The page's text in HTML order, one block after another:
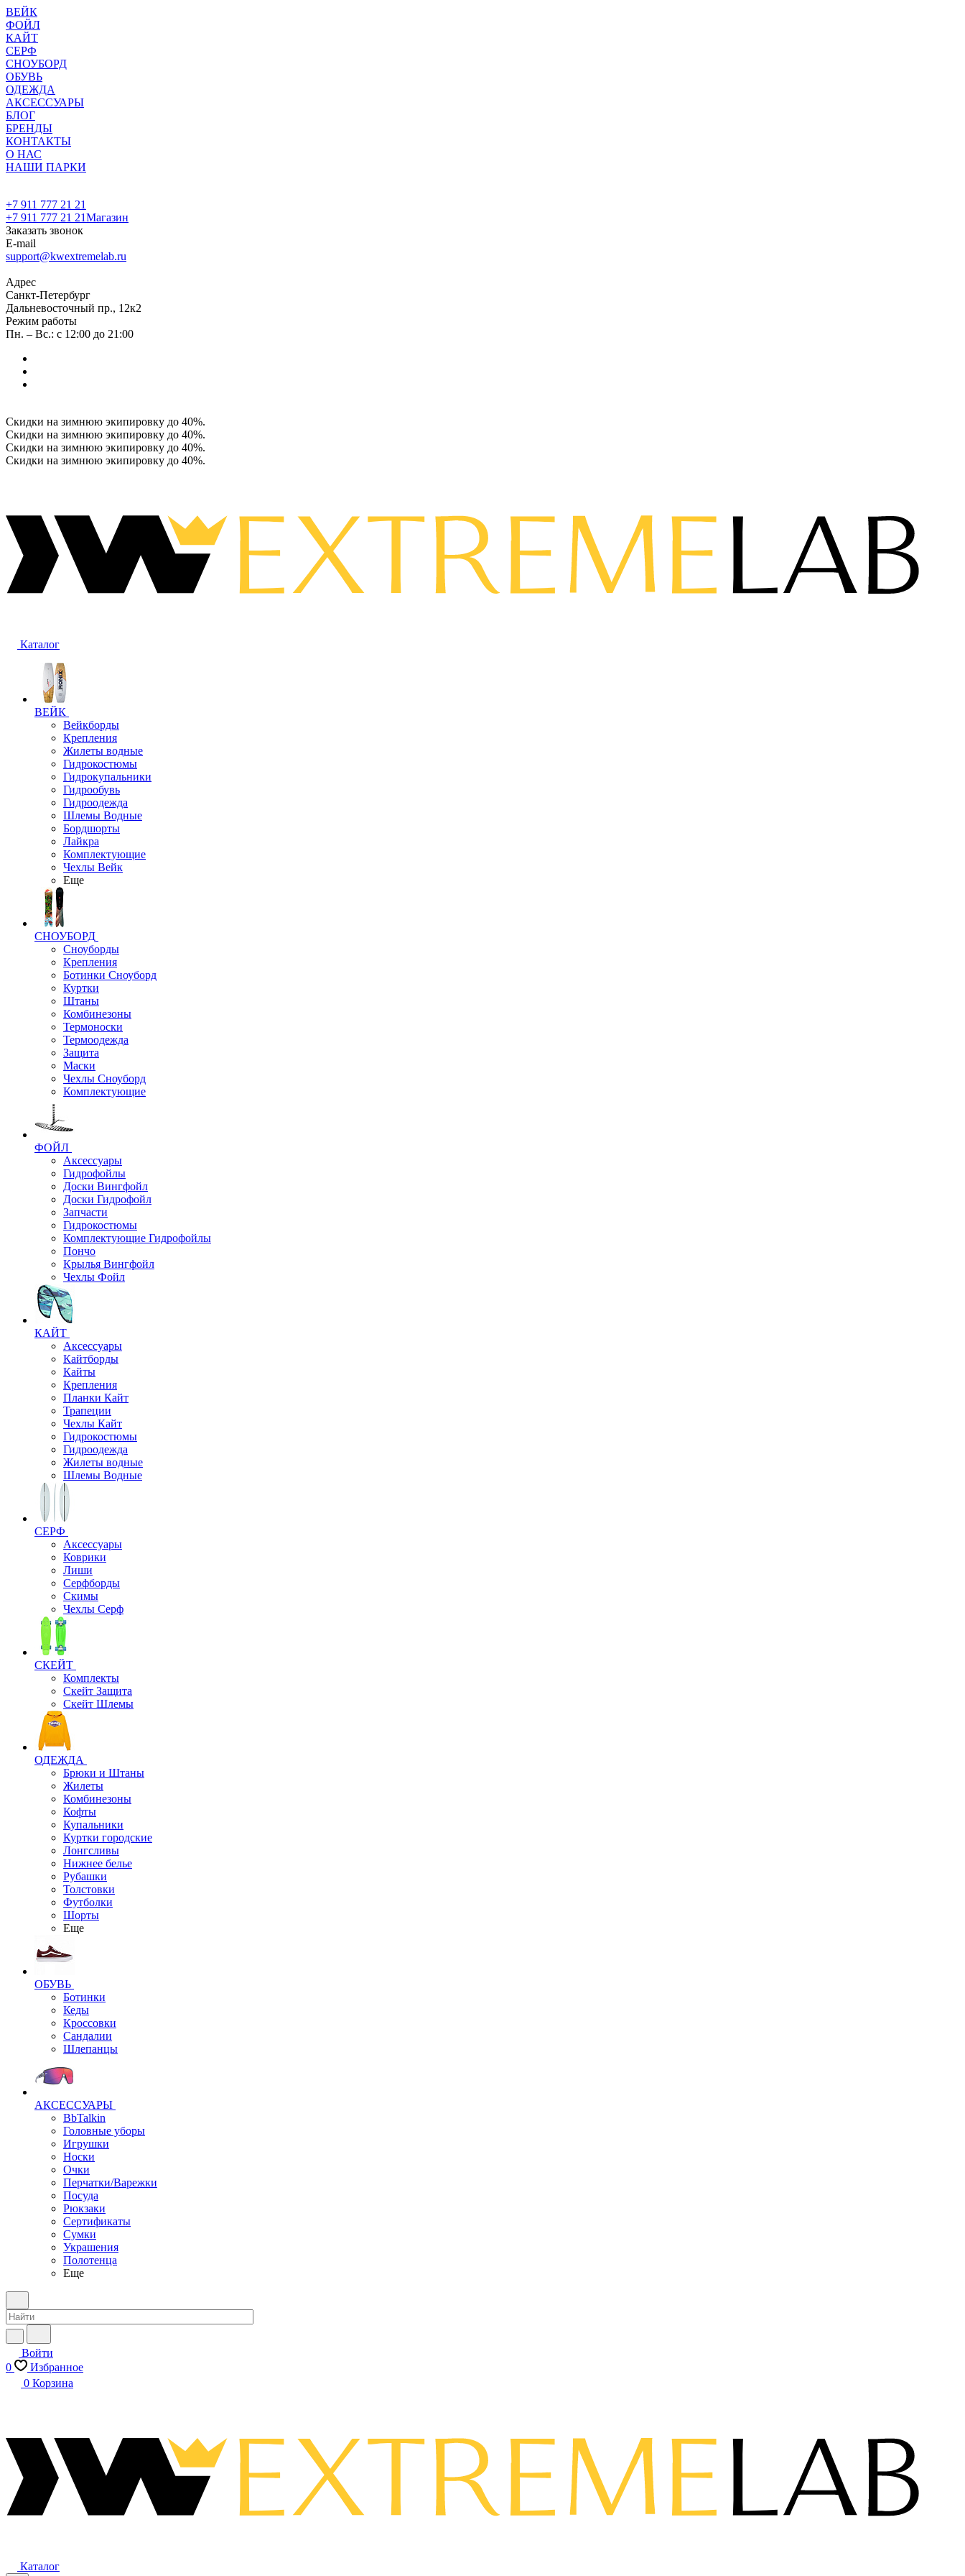
ВЕЙК
ФОЙЛ
КАЙТ
СЕРФ
СНОУБОРД
ОБУВЬ
ОДЕЖДА
АКСЕССУАРЫ
БЛОГ
БРЕНДЫ
КОНТАКТЫ
О НАС
НАШИ ПАРКИ
+7 911 777 21 21
+7 911 777 21 21Магазин
Заказать звонок
E-mail
support@kwextremelab.ru
Адрес
Санкт-Петербург
Дальневосточный пр., 12к2
Режим работы
Пн. – Вс.: с 12:00 до 21:00
Скидки на зимнюю экипировку до 40%.
Скидки на зимнюю экипировку до 40%.
Скидки на зимнюю экипировку до 40%.
Скидки на зимнюю экипировку до 40%.
Каталог
ВЕЙК
Вейкборды
Крепления
Жилеты водные
Гидрокостюмы
Гидрокупальники
Гидрообувь
Гидроодежда
Шлемы Водные
Бордшорты
Лайкра
Комплектующие
Чехлы Вейк
Еще
СНОУБОРД
Сноуборды
Крепления
Ботинки Сноуборд
Куртки
Штаны
Комбинезоны
Термоноски
Термоодежда
Защита
Маски
Чехлы Сноуборд
Комплектующие
ФОЙЛ
Аксессуары
Гидрофойлы
Доски Вингфойл
Доски Гидрофойл
Запчасти
Гидрокостюмы
Комплектующие Гидрофойлы
Пончо
Крылья Вингфойл
Чехлы Фойл
КАЙТ
Аксессуары
Кайтборды
Кайты
Крепления
Планки Кайт
Трапеции
Чехлы Кайт
Гидрокостюмы
Гидроодежда
Жилеты водные
Шлемы Водные
СЕРФ
Аксессуары
Коврики
Лиши
Серфборды
Скимы
Чехлы Cерф
СКЕЙТ
Комплекты
Скейт Защита
Скейт Шлемы
ОДЕЖДА
Брюки и Штаны
Жилеты
Комбинезоны
Кофты
Купальники
Куртки городские
Лонгсливы
Нижнее белье
Рубашки
Толстовки
Футболки
Шорты
Еще
ОБУВЬ
Ботинки
Кеды
Кроссовки
Сандалии
Шлепанцы
АКСЕССУАРЫ
BbTalkin
Головные уборы
Игрушки
Носки
Очки
Перчатки/Варежки
Посуда
Рюкзаки
Сертификаты
Сумки
Украшения
Полотенца
Еще
Войти
0
Избранное
0 Корзина
Каталог